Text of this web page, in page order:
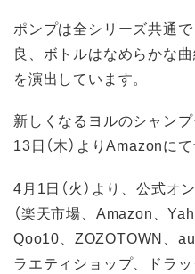
ポンプは全シリーズ共通
良、ボトルはなめらかな
を演出しています。
新しくなるヨルのシャン
13日（木）よりAmazonに
4月1日（火）より、公式
（楽天市場、Amazon、
Qoo10、ZOZOTOWN、
ラエティショップ、ドラッ